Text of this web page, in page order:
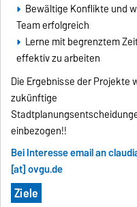
Bewältige Konflikte und
Team erfolgreich
Lerne mit begrenztem
effektiv zu arbeiten
Die Ergebnisse der Projekte
zukünftige
einbezogen!!
Bei Interesse email an
[at] ovgu.de
Ziele